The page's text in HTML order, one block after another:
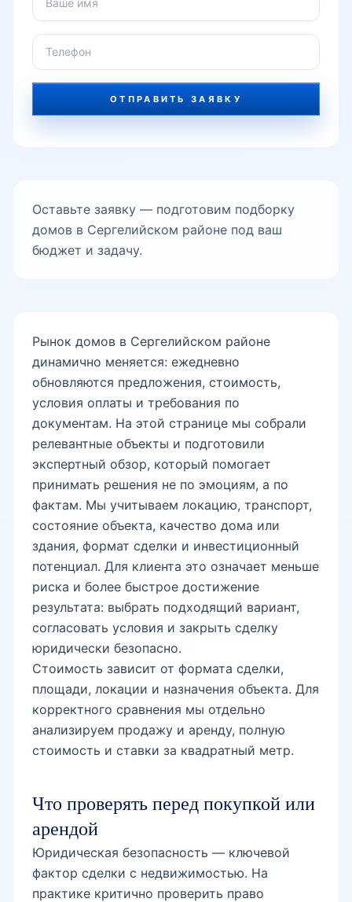
Янги Хаёт
Сергели машина бозор
Южный вокзал рядом
Чоштепа рядом
Сергели метро
Сергели индустриальная зона
ТКАД
Food City рядом
ОТПРАВИТЬ ЗАЯВКУ
Оставьте заявку — подготовим подборку
домов в Сергелийском районе под ваш
бюджет и задачу.
Рынок домов в Сергелийском районе
динамично меняется: ежедневно
обновляются предложения, стоимость,
условия оплаты и требования по
документам. На этой странице мы собрали
релевантные объекты и подготовили
экспертный обзор, который помогает
принимать решения не по эмоциям, а по
фактам. Мы учитываем локацию, транспорт,
состояние объекта, качество дома или
здания, формат сделки и инвестиционный
потенциал. Для клиента это означает меньше
риска и более быстрое достижение
результата: выбрать подходящий вариант,
согласовать условия и закрыть сделку
юридически безопасно.
Стоимость зависит от формата сделки,
площади, локации и назначения объекта. Для
корректного сравнения мы отдельно
анализируем продажу и аренду, полную
стоимость и ставки за квадратный метр.
Что проверять перед покупкой или
арендой
Юридическая безопасность — ключевой
фактор сделки с недвижимостью. На
практике критично проверить право